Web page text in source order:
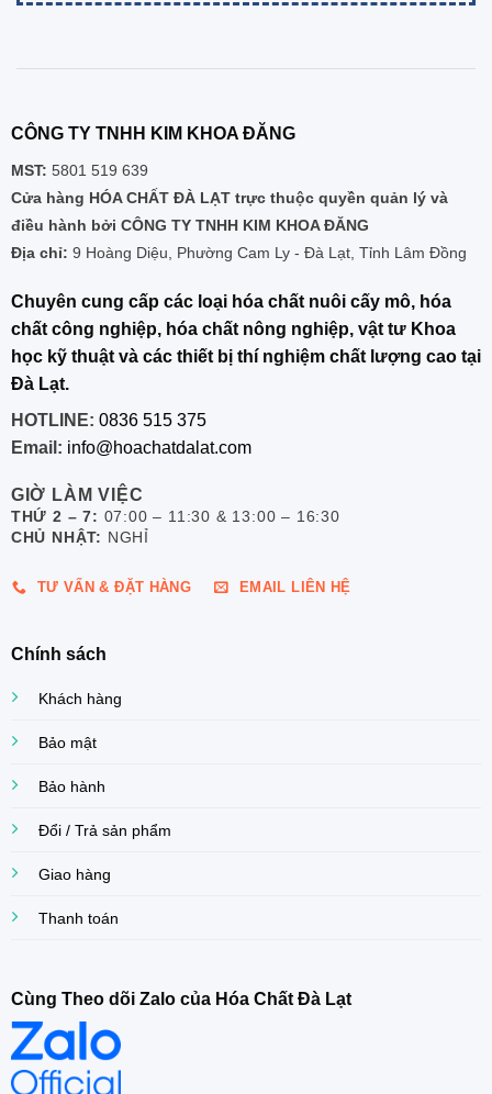
CÔNG TY TNHH KIM KHOA ĐĂNG
MST: 5801 519 639
Cửa hàng HÓA CHẤT ĐÀ LẠT trực thuộc quyền quản lý và
điều hành bởi CÔNG TY TNHH KIM KHOA ĐĂNG
Địa chỉ: 9 Hoàng Diệu, Phường Cam Ly - Đà Lạt, Tỉnh Lâm Đồng
Chuyên cung cấp các loại hóa chất nuôi cấy mô, hóa
chất công nghiệp, hóa chất nông nghiệp, vật tư Khoa
học kỹ thuật và các thiết bị thí nghiệm chất lượng cao tại
Đà Lạt.
HOTLINE: 0836 515 375
Email: info@hoachatdalat.com
GIỜ LÀM VIỆC
THỨ 2 – 7: 07:00 – 11:30 & 13:00 – 16:30
CHỦ NHẬT: NGHỈ
TƯ VẤN & ĐẶT HÀNG EMAIL LIÊN HỆ
Chính sách
Khách hàng
Bảo mật
Bảo hành
Đổi / Trả sản phẩm
Giao hàng
Thanh toán
Cùng Theo dõi Zalo của Hóa Chất Đà Lạt